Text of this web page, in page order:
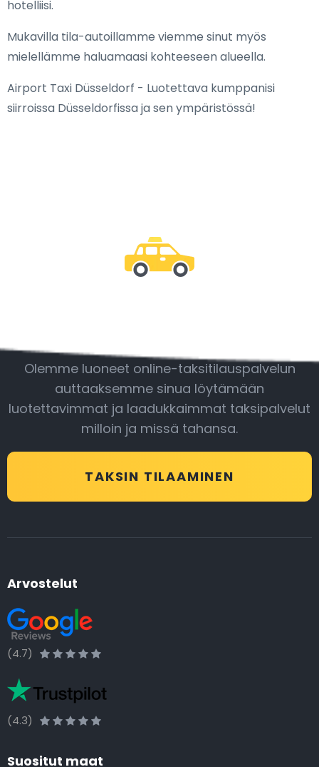
hotelliisi.
Mukavilla tila-autoillamme viemme sinut myös
mielellämme haluamaasi kohteeseen alueella.
Airport Taxi Düsseldorf - Luotettava kumppanisi
siirroissa Düsseldorfissa ja sen ympäristössä!
Olemme luoneet online-taksitilauspalvelun
auttaaksemme sinua löytämään
luotettavimmat ja laadukkaimmat taksipalvelut
milloin ja missä tahansa.
TAKSIN TILAAMINEN
Arvostelut
(4.7)
(4.3)
Suositut maat